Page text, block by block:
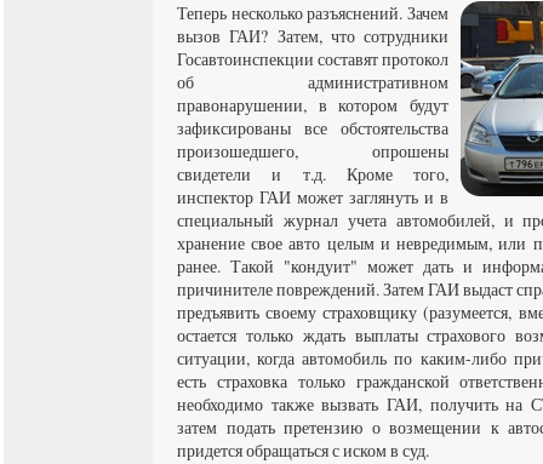
Теперь несколько разъяснений. Зачем
вызов ГАИ? Затем, что сотрудники
Госавтоинспекции составят протокол
об административном
правонарушении, в котором будут
зафиксированы все обстоятельства
произошедшего, опрошены
свидетели и т.д. Кроме того,
инспектор ГАИ может заглянуть и в
специальный журнал учета автомобилей, и
хранение свое авто целым и невредимым, или
ранее. Такой "кондуит" может дать и
причинителе повреждений. Затем ГАИ выдаст
предъявить своему страховщику (разумеется,
остается только ждать выплаты страхового
ситуации, когда автомобиль по каким-либо
есть страховка только гражданской
необходимо также вызвать ГАИ, получить на
затем подать претензию о возмещении к
придется обращаться с иском в суд.